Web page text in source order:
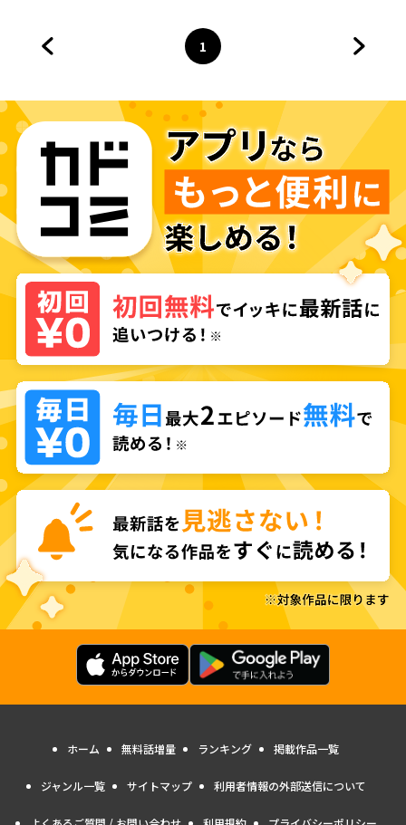
ページ
1
へ
ホーム 無料話増量 ランキング 掲載作品一覧
ジャンル一覧 サイトマップ 利用者情報の外部送信について